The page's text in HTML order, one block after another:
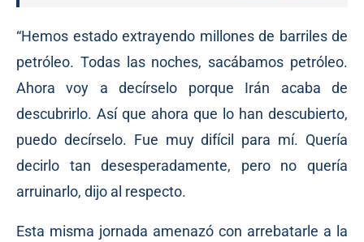
“Hemos estado extrayendo millones de barriles de
petróleo. Todas las noches, sacábamos petróleo.
Ahora voy a decírselo porque Irán acaba de
descubrirlo. Así que ahora que lo han descubierto,
puedo decírselo. Fue muy difícil para mí. Quería
decirlo tan desesperadamente, pero no quería
arruinarlo, dijo al respecto.
Esta misma jornada amenazó con arrebatarle a la